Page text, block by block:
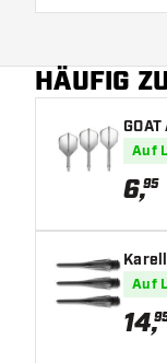
Barrelfarbe
Barrel
Barrelform
Gewicht
HÄUFIG
Auf
6,95
Auf
14,